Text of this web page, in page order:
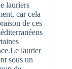
lauriers
car cela
de ces
laurier
sous un